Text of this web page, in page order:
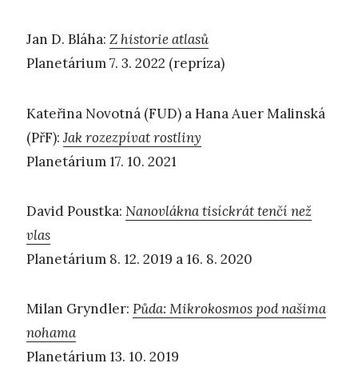
Jan D. Bláha: Z historie atlasů
Planetárium 7. 3. 2022 (repríza)
Kateřina Novotná (FUD) a Hana Auer Malinská
(PřF):Jak rozezpívat rostliny
Planetárium 17. 10. 2021
David Poustka: Nanovlákna tisíckrát tenčí než
vlas
Planetárium 8. 12. 2019 a 16. 8. 2020
Milan Gryndler: Půda: Mikrokosmos pod našima
nohama
Planetárium 13. 10. 2019